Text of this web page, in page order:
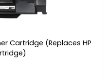
Cartridge (Replaces HP